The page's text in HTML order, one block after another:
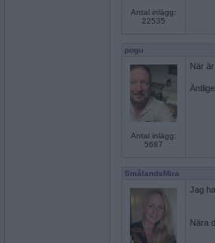
Antal inlägg:
22535
pogu
Antal inlägg:
5687
När
SmålandsMira
Jag
Nära